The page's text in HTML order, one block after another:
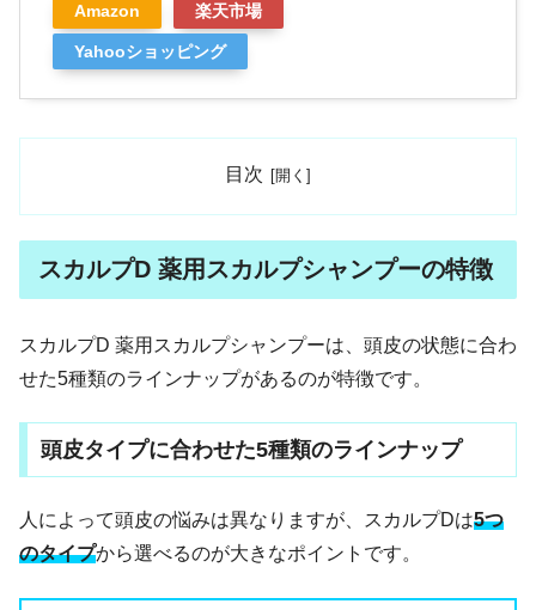
Amazon 楽天市場
Yahooショッピング
目次
スカルプD 薬用スカルプシャンプーの特徴
スカルプD 薬用スカルプシャンプーは、頭皮の状態に合わ
せた5種類のラインナップがあるのが特徴です。
頭皮タイプに合わせた5種類のラインナップ
人によって頭皮の悩みは異なりますが、スカルプDは5つ
のタイプから選べるのが大きなポイントです。